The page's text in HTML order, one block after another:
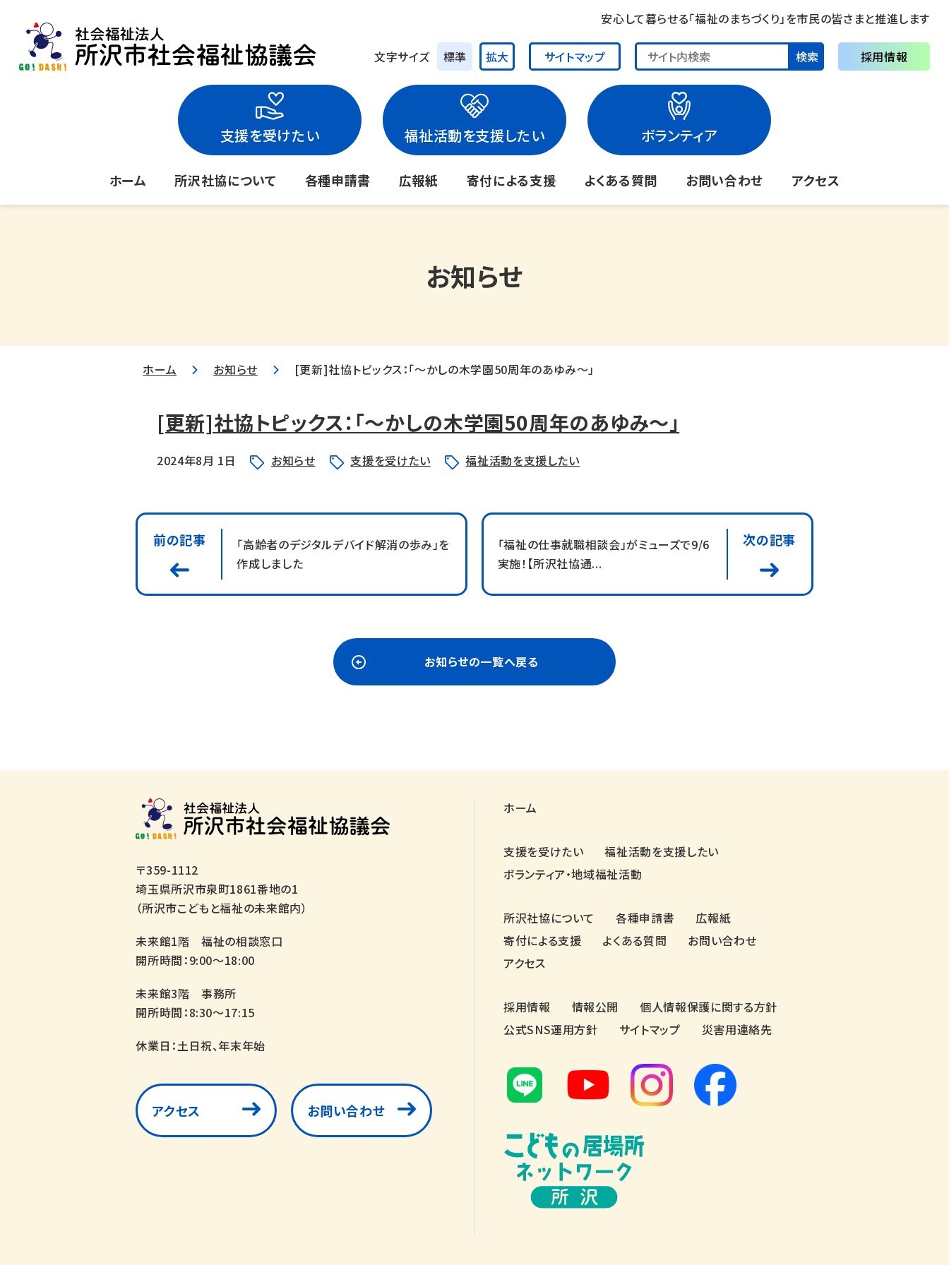
安心して暮らせる「福祉のまちづくり」を市民の皆さまと推進します
文字サイズ 標準 拡大 サイトマップ 検索 採用情報
支援を受けたい 福祉活動を支援したい ボランティア
ホーム 所沢社協について 各種申請書 広報紙 寄付による支援 よくある質問 お問い合わせ アクセス
お知らせ
ホーム お知らせ [更新]社協トピックス：「～かしの木学園50周年のあゆみ～」
[更新]社協トピックス：「～かしの木学園50周年のあゆみ～」
2024年8月 1日 お知らせ 支援を受けたい 福祉活動を支援したい
前の記事
「高齢者のデジタルデバイド解消の歩み」を
作成しました
「福祉の仕事就職相談会」がミューズで9/6
実施！【所沢社協通...
次の記事
お知らせの一覧へ戻る
〒359-1112
埼玉県所沢市泉町1861番地の1
（所沢市こどもと福祉の未来館内）
未来館1階 福祉の相談窓口
開所時間：9:00～18:00
未来館3階 事務所
開所時間：8:30～17:15
休業日：土日祝、年末年始
アクセス お問い合わせ
ホーム
支援を受けたい
福祉活動を支援したい
ボランティア・地域福祉活動
所沢社協について 各種申請書
広報紙
寄付による支援
よくある質問
お問い合わせ
アクセス
採用情報 情報公開
個人情報保護に関する方針
公式SNS運用方針
サイトマップ 災害用連絡先